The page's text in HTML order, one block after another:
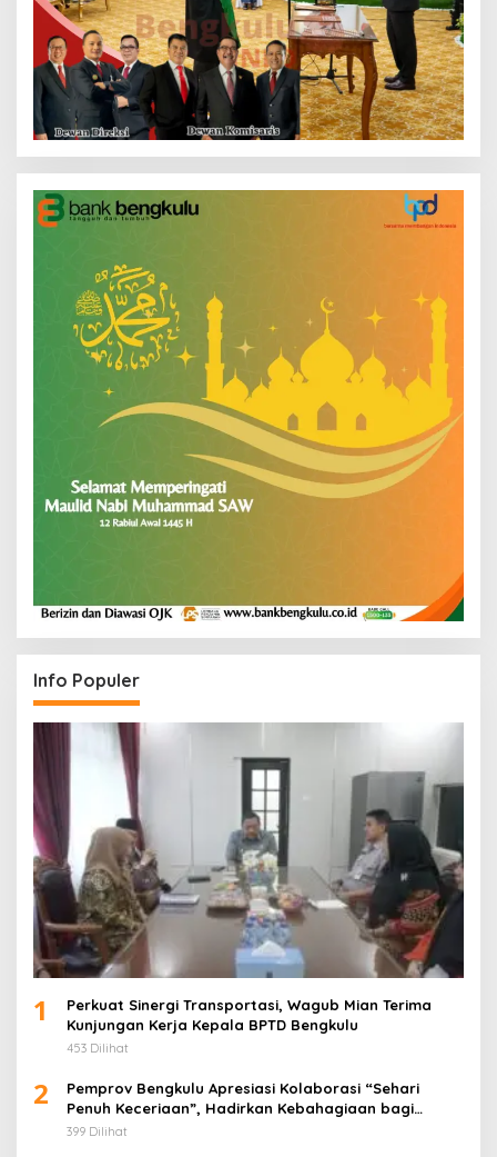
Info Populer
1
Perkuat Sinergi Transportasi, Wagub Mian Terima
Kunjungan Kerja Kepala BPTD Bengkulu
453 Dilihat
2
Pemprov Bengkulu Apresiasi Kolaborasi “Sehari
Penuh Keceriaan”, Hadirkan Kebahagiaan bagi
Puluhan Anak Panti Asuhan
399 Dilihat